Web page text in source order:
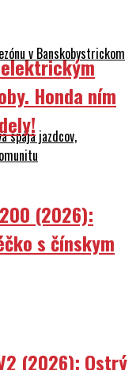
v Banskobystrickom
spája jazdcov,
Honda ním
(2026):
s čínskym
(2026): Ostrý